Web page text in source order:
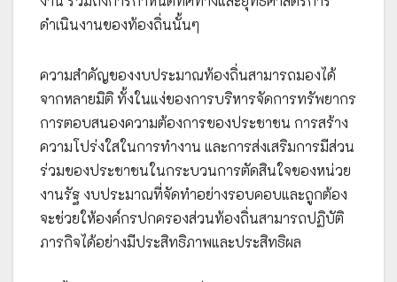
ดำเนินงานของท้องถิ่นนั้นๆ
ความสำคัญของงบประมาณท้องถิ่นสามารถมองได้
จากหลายมิติ ทั้งในแง่ของการบริหารจัดการทรัพยากร
การตอบสนองความต้องการของประชาชน การสร้าง
ความโปร่งใสในการทำงาน และการส่งเสริมการมีส่วน
ร่วมของประชาชนในกระบวนการตัดสินใจของหน่วย
งานรัฐ งบประมาณที่จัดทำอย่างรอบคอบและถูกต้อง
จะช่วยให้องค์กรปกครองส่วนท้องถิ่นสามารถปฏิบัติ
ภารกิจได้อย่างมีประสิทธิภาพและประสิทธิผล